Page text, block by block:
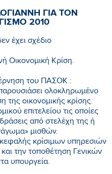
ΓΙΑ ΤΟΝ
2010
έχει σχέδιο
Οικονομική Κρίση.
του ΠΑΣΟΚ :
ολοκληρωμένο
της οικονομικής κρίσης.
επιτελείου τις οποίες
από στελέχη της ή
μισθών.
κρίσιμων υπηρεσιών
την τοποθέτηση Γενικών
υπουργεία.